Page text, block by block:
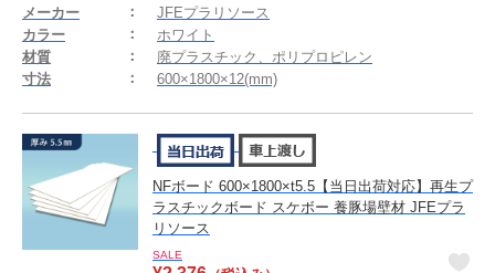
メーカー
JFEプラリソース
カラー
ホワイト
材質
廃プラスチック、ポリプロピレン
寸法
600×1800×12(mm)
NFボード 600×1800×t5.5【当日出荷対応】再生プ
ラスチックボード スケボー 養豚場壁材 JFEプラ
リソース
SALE